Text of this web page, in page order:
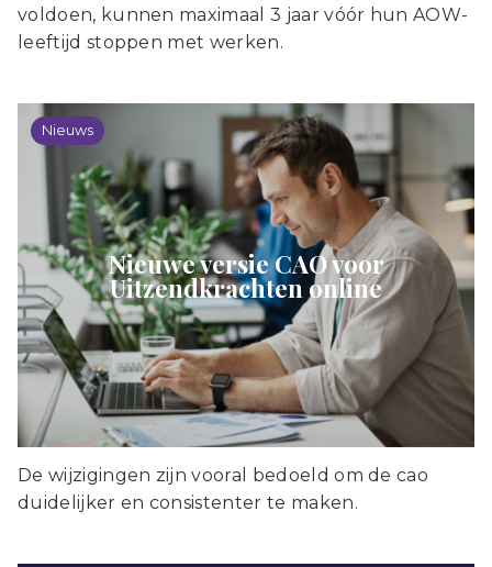
voldoen, kunnen maximaal 3 jaar vóór hun AOW-
leeftijd stoppen met werken.
Nieuws
Nieuwe versie CAO voor
Uitzendkrachten online
De wijzigingen zijn vooral bedoeld om de cao
duidelijker en consistenter te maken.